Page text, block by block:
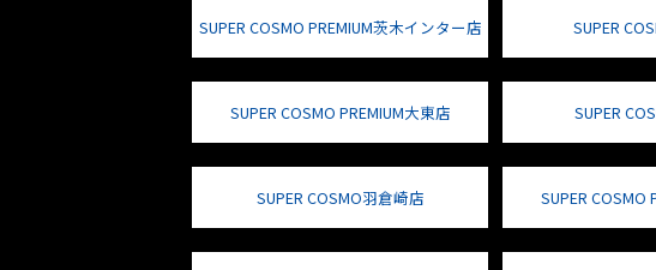
SUPER COSMO PREMIUM茨木インター店 SUPER
SUPER COSMO PREMIUM大東店 SUPER
SUPER COSMO羽倉崎店 SUPER COSMO